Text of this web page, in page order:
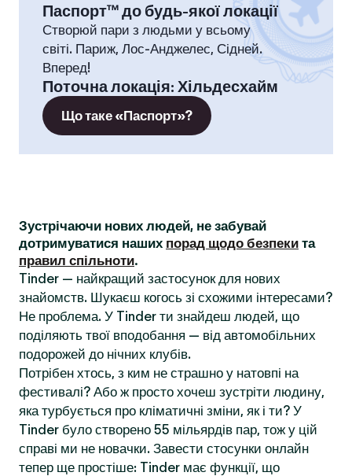
Паспорт™ до будь-якої локації
Створюй пари з людьми у всьому
світі. Париж, Лос-Анджелес, Сідней.
Вперед!
Поточна локація: Хільдесхайм
Що таке «Паспорт»?
Зустрічаючи нових людей, не забувай
дотримуватися наших порад щодо безпеки та
правил спільноти.
Tinder — найкращий застосунок для нових
знайомств. Шукаєш когось зі схожими інтересами?
Не проблема. У Tinder ти знайдеш людей, що
поділяють твої вподобання — від автомобільних
подорожей до нічних клубів.
Потрібен хтось, з ким не страшно у натовпі на
фестивалі? Або ж просто хочеш зустріти людину,
яка турбується про кліматичні зміни, як і ти? У
Tinder було створено 55 мільярдів пар, тож у цій
справі ми не новачки. Завести стосунки онлайн
тепер ще простіше: Tinder має функції, що